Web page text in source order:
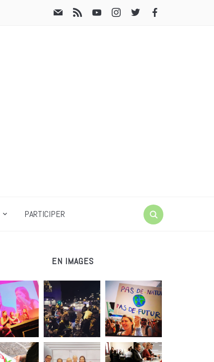
PARTICIPER
EN IMAGES